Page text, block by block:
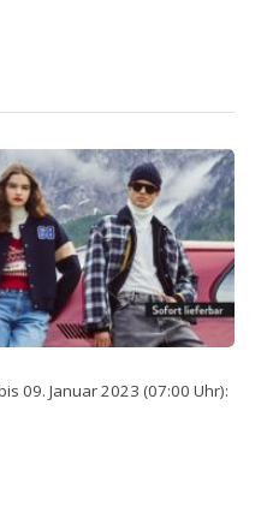
09. Januar 2023 (07:00 Uhr):